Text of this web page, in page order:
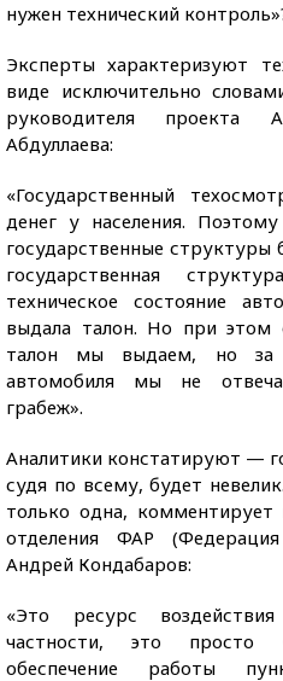
нужен технический
Эксперты характеризуют
виде исключительно
руководителя проекта
Абдуллаева:
«Государственный
денег у населения.
государственные структуры
государственная
техническое состояние
выдала талон. Но при этом
талон мы выдаем, но за
автомобиля мы не
грабеж».
Аналитики констатируют —
судя по всему, будет
только одна, комментирует
отделения ФАР
Андрей Кондабаров:
«Это ресурс
частности, это просто
обеспечение работы